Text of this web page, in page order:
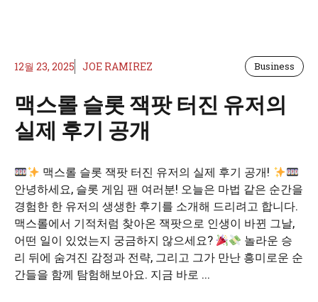
12월 23, 2025 JOE RAMIREZ Business
맥스롤 슬롯 잭팟 터진 유저의
실제 후기 공개
맥스롤 슬롯 잭팟 터진 유저의 실제 후기 공개!
안녕하세요, 슬롯 게임 팬 여러분! 오늘은 마법 같은 순간을
경험한 한 유저의 생생한 후기를 소개해 드리려고 합니다.
맥스롤에서 기적처럼 찾아온 잭팟으로 인생이 바뀐 그날,
어떤 일이 있었는지 궁금하지 않으세요?
놀라운 승
리 뒤에 숨겨진 감정과 전략, 그리고 그가 만난 흥미로운 순
간들을 함께 탐험해보아요. 지금 바로 ...